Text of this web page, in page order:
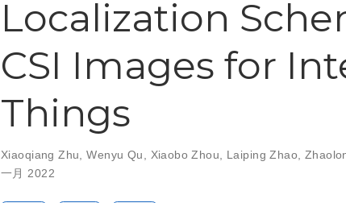
Localization
CSI Images for
Things
Xiaoqiang Zhu ,Wenyu Qu Xiaobo Zhou Laiping Zhao
一月 2022